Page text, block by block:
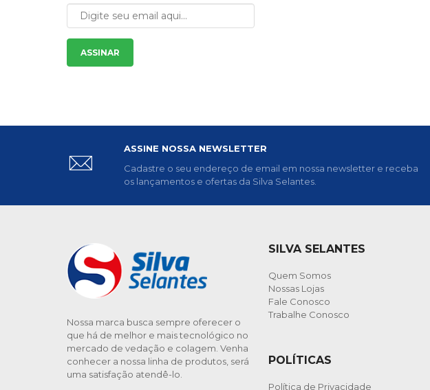
ASSINAR
ASSINE NOSSA NEWSLETTER
Cadastre o seu endereço de email em nossa newsletter e receba
os lançamentos e ofertas da Silva Selantes.
Nossa marca busca sempre oferecer o
que há de melhor e mais tecnológico no
mercado de vedação e colagem. Venha
conhecer a nossa linha de produtos, será
uma satisfação atendê-lo.
SILVA SELANTES
Quem Somos
Nossas Lojas
Fale Conosco
Trabalhe Conosco
POLÍTICAS
Política de Privacidade